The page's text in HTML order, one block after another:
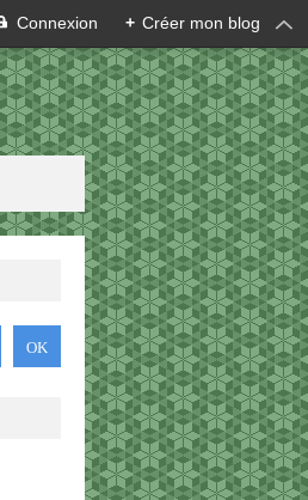
Connexion + Créer mon blog